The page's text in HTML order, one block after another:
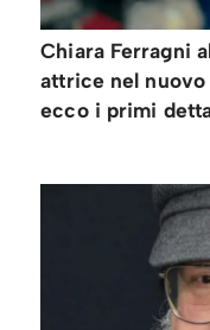
Chiara Ferragni
attrice nel nuovo
ecco i primi